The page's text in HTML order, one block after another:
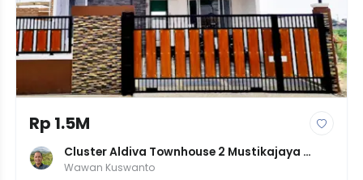
Rp 1.5M
Cluster Aldiva Townhouse 2 Mustikajaya
Bekasi
Wawan Kuswanto